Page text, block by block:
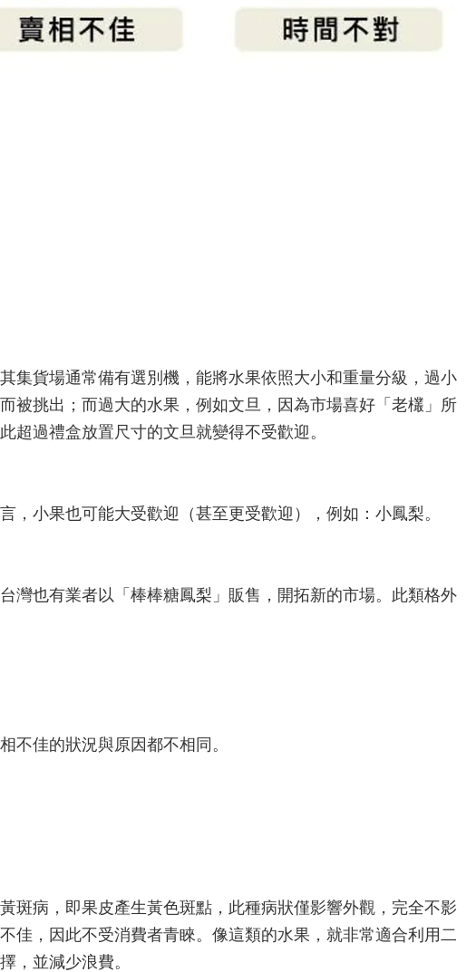
集貨場通常備有選別機，能將水果依照大小和重量分級，過小
被挑出；而過大的水果，例如文旦，因為市場喜好「老欉」所
超過禮盒放置尺寸的文旦就變得不受歡迎。
，小果也可能大受歡迎（甚至更受歡迎），例如：小鳳梨。
灣也有業者以「棒棒糖鳳梨」販售，開拓新的市場。此類格外
不佳的狀況與原因都不相同。
斑病，即果皮產生黃色斑點，此種病狀僅影響外觀，完全不影
佳，因此不受消費者青睞。像這類的水果，就非常適合利用二
，並減少浪費。